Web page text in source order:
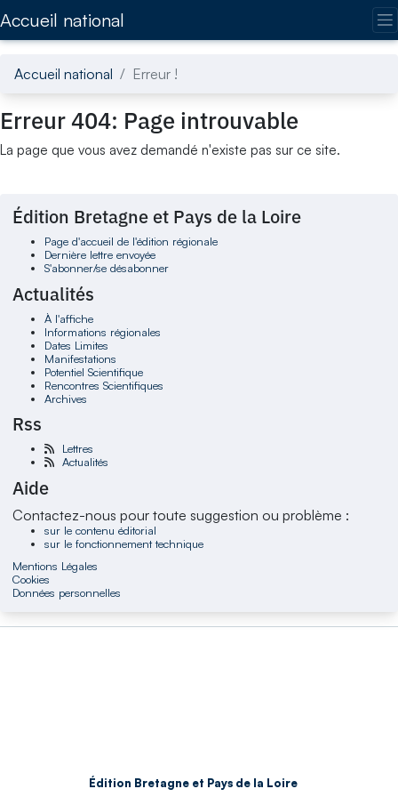
Accueil national
Accueil national Erreur !
Erreur 404: Page introuvable
La page que vous avez demandé n'existe pas sur ce site.
Édition Bretagne et Pays de la Loire
Page d'accueil de l'édition régionale
Dernière lettre envoyée
S'abonner/se désabonner
Actualités
À l'affiche
Informations régionales
Dates Limites
Manifestations
Potentiel Scientifique
Rencontres Scientifiques
Archives
Rss
Lettres
Actualités
Aide
Contactez-nous pour toute suggestion ou problème :
sur le contenu éditorial
sur le fonctionnement technique
Mentions Légales
Cookies
Données personnelles
Édition Bretagne et Pays de la Loire